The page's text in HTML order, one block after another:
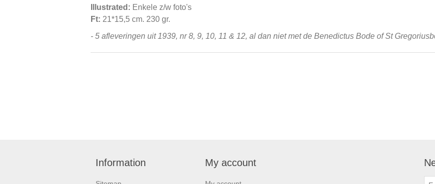
Illustrated: Enkele z/w foto's
Ft: 21*15,5 cm. 230 gr.
- 5 afleveringen uit 1939, nr 8, 9, 10, 11 & 12, al dan niet met de Benedictus Bode of St
Information My account